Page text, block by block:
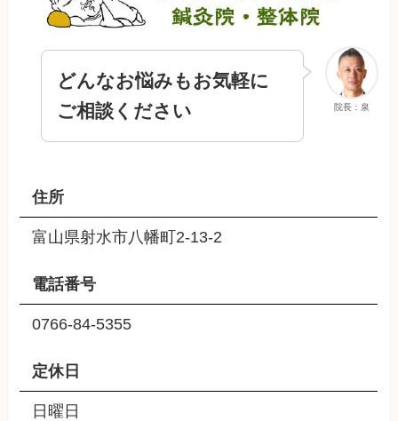
院長：泉
どんなお悩みもお気軽に
ご相談ください
住所
富山県射水市八幡町2-13-2
電話番号
0766-84-5355
定休日
日曜日